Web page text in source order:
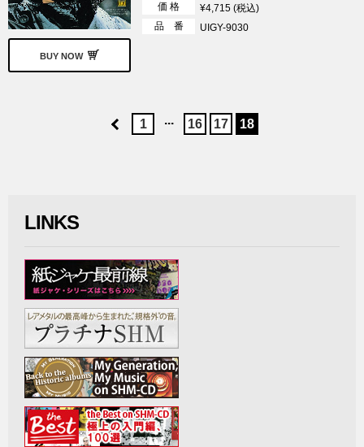
BUY NOW
価 格
¥4,715 (税込)
品 番
UIGY-9030
1 ... 16 17 18
LINKS